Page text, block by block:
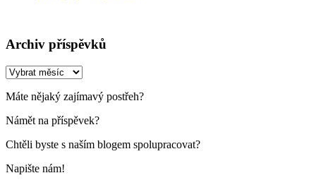
Archiv příspěvků
Archiv
Máte nějaký zajímavý postřeh?
Námět na příspěvek?
Chtěli byste s naším blogem spolupracovat?
Napište nám!